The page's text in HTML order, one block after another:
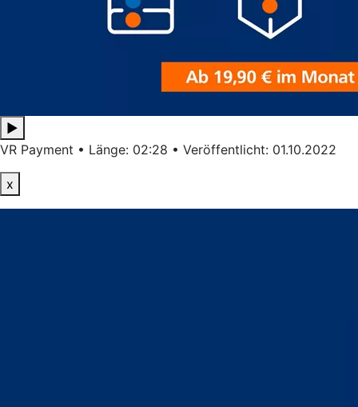
▶
VR Payment • Länge: 02:28 • Veröffentlicht: 01.10.2022
x